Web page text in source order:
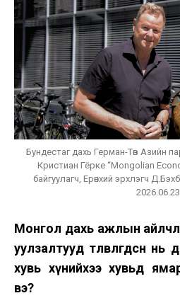
Бундестаг дахь Герман-Төв Азийн
Кристиан Гёрке “Mongolian
байгуулагч, Ерөнхий эрхлэгч
2026.06.23
Монгол дахь ажлын
уулзалтууд төлөвлөгдсөн
хувь хүнийхээ хувьд
вэ?